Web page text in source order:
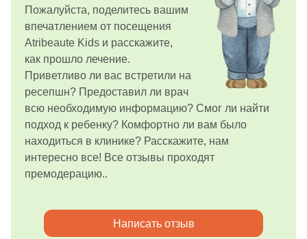
Пожалуйста, поделитесь вашим
впечатлением от посещения
Atribeaute Kids и расскажите,
как прошло лечение.
Приветливо ли вас встретили на
ресепшн? Предоставил ли врач
всю необходимую информацию? Смог ли найти
подход к ребенку? Комфортно ли вам было
находиться в клинике? Расскажите, нам
интересно все! Все отзывы проходят
премодерацию..
Написать отзыв